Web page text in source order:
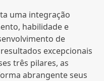
uma integração
habilidade e
de
excepcionais
três pilares, as
abrangente seus